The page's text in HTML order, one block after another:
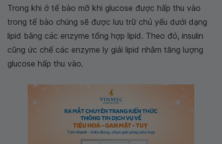
Trong khi ở tế bào mỡ khi glucose được hấp thu vào
trong tế bào chúng sẽ được lưu trữ chủ yếu dưới dạng
lipid bằng các enzyme tổng hợp lipid. Theo đó, insulin
cũng ức chế các enzyme ly giải lipid nhằm tăng lượng
glucose hấp thu vào.